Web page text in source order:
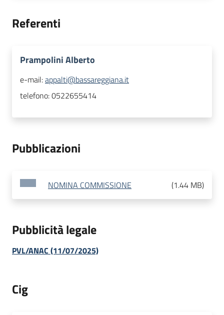
Referenti
Prampolini Alberto
e-mail:appalti@bassareggiana.it
telefono:0522655414
Pubblicazioni
NOMINA COMMISSIONE (1.44 MB)
Pubblicità legale
PVL/ANAC (11/07/2025)
Cig